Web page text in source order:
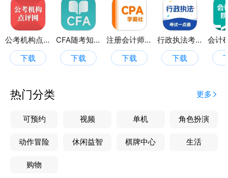
公考机构点评网
下载
CFA随考知识点
下载
注册会计师学霸社
下载
行政执法考试一点通
下载
热门分类 更多
可预约 视频 单机 角色扮演
动作冒险 休闲益智 棋牌中心 生活
购物